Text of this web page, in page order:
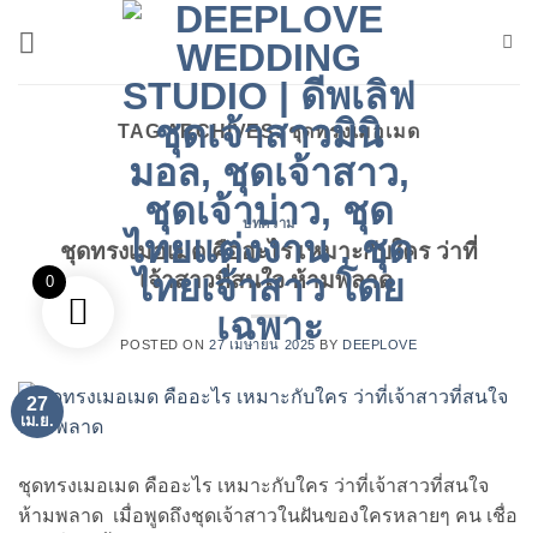
TAG ARCHIVES:ชุดทรงเมอเมด
บทความ
ชุดทรงเมอเมด คืออะไร เหมาะกับใคร ว่าที่
เจ้าสาวที่สนใจ ห้ามพลาด
POSTED ON27 เมษายน 2025 BY DEEPLOVE
27
เม.ย.
ชุดทรงเมอเมด คืออะไร เหมาะกับใคร ว่าที่เจ้าสาวที่สนใจ
ห้ามพลาด เมื่อพูดถึงชุดเจ้าสาวในฝันของใครหลายๆ คน เชื่อ
0